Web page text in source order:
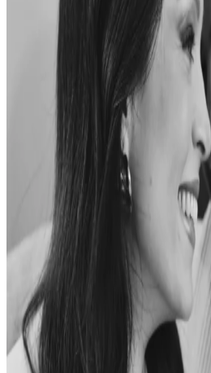
Роскошное размещение с
номере
Завтрак для гурманов -
утром с богатым и
Специальный
Бутылка игристого вина
Красивый букет свежих
Десерт на тему Святого
Бесплатное посещение спа-
расслабления
30% скидка на массаж для пар
Поздний выезд до 14:00,
неторопливо уехать (при
Будьте первыми, кто
новости